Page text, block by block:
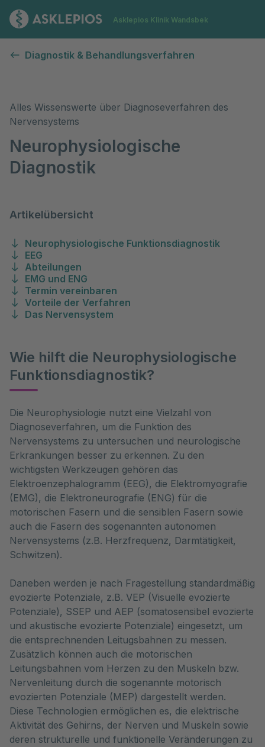
Zur Startseite
Asklepios Klinik Wandsbek
Diagnostik & Behandlungsverfahren
Alles Wissenswerte über Diagnoseverfahren des
Nervensystems
Neurophysiologische
Diagnostik
Artikelübersicht
Neurophysiologische Funktionsdiagnostik
EEG
Abteilungen
EMG und ENG
Termin vereinbaren
Vorteile der Verfahren
Das Nervensystem
Wie hilft die Neurophysiologische
Funktionsdiagnostik?
Die Neurophysiologie nutzt eine Vielzahl von
Diagnoseverfahren, um die Funktion des
Nervensystems zu untersuchen und neurologische
Erkrankungen besser zu erkennen. Zu den
wichtigsten Werkzeugen gehören das
Elektroenzephalogramm (EEG), die Elektromyografie
(EMG), die Elektroneurografie (ENG) für die
motorischen Fasern und die sensiblen Fasern sowie
auch die Fasern des sogenannten autonomen
Nervensystems (z.B. Herzfrequenz, Darmtätigkeit,
Schwitzen).
Daneben werden je nach Fragestellung standardmäßig
evozierte Potenziale, z.B. VEP (Visuelle evozierte
Potenziale), SSEP und AEP (somatosensibel evozierte
und akustische evozierte Potenziale) eingesetzt, um
die entsprechnenden Leitugsbahnen zu messen.
Zusätzlich können auch die motorischen
Leitungsbahnen vom Herzen zu den Muskeln bzw.
Nervenleitung durch die sogenannte motorisch
evozierten Potenziale (MEP) dargestellt werden.
Diese Technologien ermöglichen es, die elektrische
Aktivität des Gehirns, der Nerven und Muskeln sowie
deren strukturelle und funktionelle Veränderungen zu